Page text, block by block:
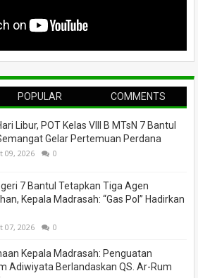
POPULAR COMMENTS
Libur, POT Kelas VIII B MTsN 7 Bantul
Gelar Pertemuan Perdana
09, 2026 0
7 Bantul Tetapkan Tiga Agen
Kepala Madrasah: “Gas Pol” Hadirkan
07, 2026 0
Kepala Madrasah: Penguatan
Adiwiyata Berlandaskan QS. Ar-Rum